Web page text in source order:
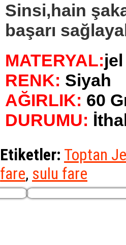
Sinsi,hain
başarı
MATERYAL:
RENK: Siyah
AĞIRLIK: 60
DURUMU:
Etiketler: Toptan
fare, sulu fare